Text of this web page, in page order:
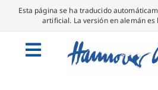
Esta página se ha traducido
artificial. La versión en alemán es